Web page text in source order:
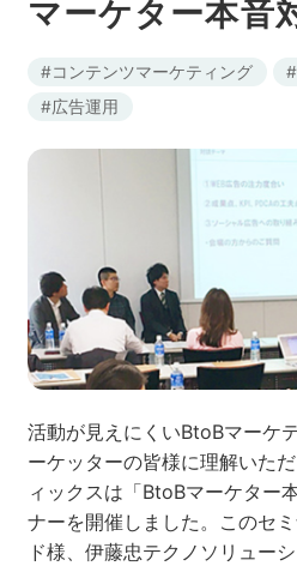
アドテクノロジー
Webサイト構築
ネット市場調査データ
SEO
CRM
マーケター本音
コンテンツマーケティング
広告運用
活動が見えにくいBtoBマーケ
ーケッターの皆様に理解いた
ィックスは「BtoBマーケター
ナーを開催しました。このセ
ド様、伊藤忠テクノソリュー